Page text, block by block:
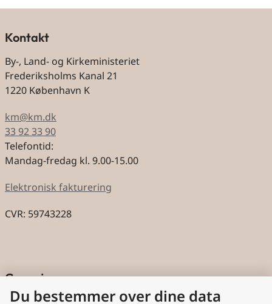
Kontakt
By-, Land- og Kirkeministeriet
Frederiksholms Kanal 21
1220 København K
km@km.dk
33 92 33 90
Telefontid:
Mandag-fredag kl. 9.00-15.00
Elektronisk fakturering
CVR: 59743228
Genveje
Du bestemmer over dine data